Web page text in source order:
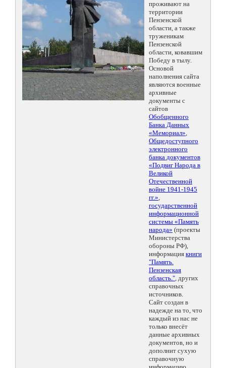
проживают на
территории
Пензенской
области, а также
труженикам
Пензенской
области, ковавшим
Победу в тылу.
Основой
наполнения сайта
являются военные
архивные
документы с
сайтов
Обобщенного
Банка Данных
«Мемориал»,
Общедоступного
электронного
банка документов
«Подвиг Народа в
Великой
Отечественной
войне 1941-1945
гг.»,
государственной
информационной
системы «Память
народа» (проекты
Министерства
обороны РФ),
информация книги
"Память.
Пензенская
область.", других
справочных
источников.
Сайт создан в
надежде на то, что
каждый из нас не
только внесёт
данные архивных
документов, но и
дополнит сухую
справочную